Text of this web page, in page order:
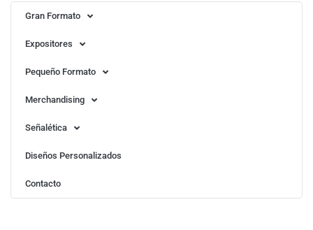
Gran Formato
Expositores
Pequeño Formato
Merchandising
Señalética
Diseños Personalizados
Contacto